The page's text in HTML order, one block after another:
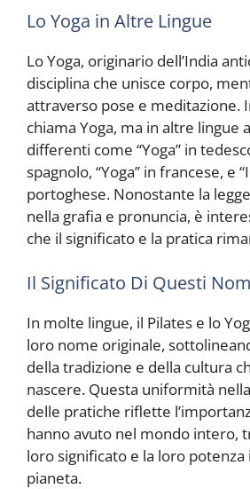
Lo Yoga in Altre Lingue
Lo Yoga, originario dell’India
disciplina che unisce corpo,
attraverso pose e meditazione.
chiama Yoga, ma in altre lingue
differenti come “Yoga” in
spagnolo, “Yoga” in francese, e
portoghese. Nonostante la
nella grafia e pronuncia, è
che il significato e la pratica
Il Significato Di Questi
In molte lingue, il Pilates e lo
loro nome originale,
della tradizione e della cultura
nascere. Questa uniformità
delle pratiche riflette
hanno avuto nel mondo intero,
loro significato e la loro potenza
pianeta.